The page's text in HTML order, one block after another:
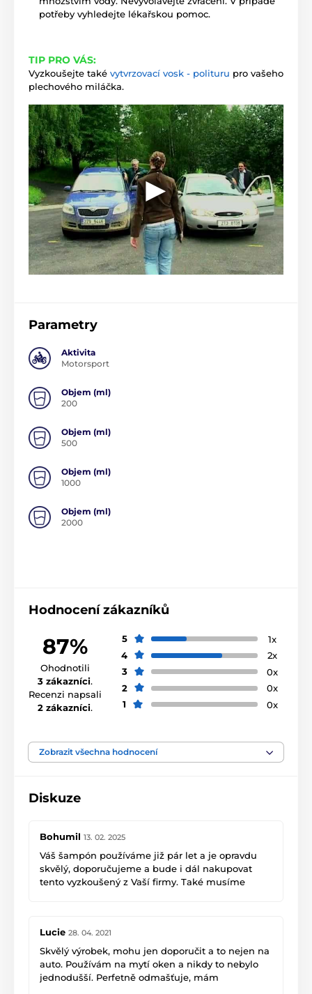
potřeby vyhledejte lékařskou pomoc.
TIP PRO VÁS:
Vyzkoušejte také vytvrzovací vosk - polituru pro vašeho
plechového miláčka.
Parametry
Aktivita
Motorsport
Objem (ml)
200
Objem (ml)
500
Objem (ml)
1000
Objem (ml)
2000
Hodnocení zákazníků
87%
Ohodnotili
3 zákazníci.
Recenzi napsali
2 zákazníci.
5
1x
4
2x
3
0x
2
0x
1
0x
Zobrazit všechna hodnocení
Diskuze
Bohumil 13. 02. 2025
Váš šampón používáme již pár let a je opravdu
skvělý, doporučujeme a bude i dál nakupovat
tento vyzkoušený z Vaší firmy. Také musíme
Děkujeme
Lucie 28. 04. 2021
Skvělý výrobek, mohu jen doporučit a to nejen na
auto. Používám na mytí oken a nikdy to nebylo
jednodušší. Perfetně odmašťuje, mám